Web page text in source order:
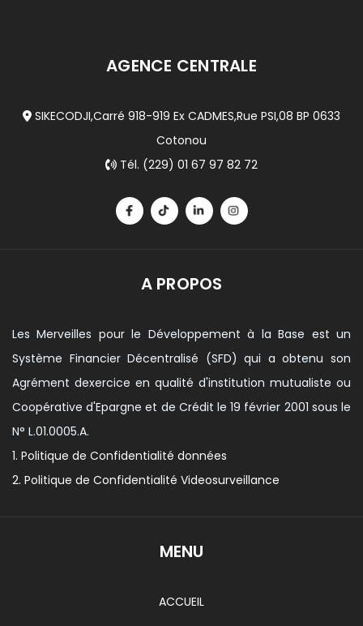
AGENCE CENTRALE
SIKECODJI,Carré 918-919 Ex CADMES,Rue PSI,08 BP 0633
Cotonou
Tél. (229) 01 67 97 82 72
A PROPOS
Les Merveilles pour le Développement à la Base est un
Système Financier Décentralisé (SFD) qui a obtenu son
Agrément dexercice en qualité d'institution mutualiste ou
Coopérative d'Epargne et de Crédit le 19 février 2001 sous le
N° L.01.0005.A.
1. Politique de Confidentialité données
2. Politique de Confidentialité Videosurveillance
MENU
ACCUEIL